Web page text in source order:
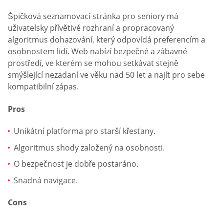
Špičková seznamovací stránka pro seniory má
uživatelsky přívětivé rozhraní a propracovaný
algoritmus dohazování, který odpovídá preferencím a
osobnostem lidí. Web nabízí bezpečné a zábavné
prostředí, ve kterém se mohou setkávat stejně
smýšlející nezadaní ve věku nad 50 let a najít pro sebe
kompatibilní zápas.
Pros
Unikátní platforma pro starší křesťany.
Algoritmus shody založený na osobnosti.
O bezpečnost je dobře postaráno.
Snadná navigace.
Cons